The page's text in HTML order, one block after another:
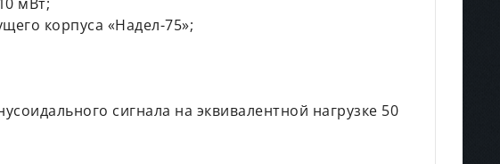
корпуса «Надел-75»;
сигнала на эквивалентной нагрузке 50